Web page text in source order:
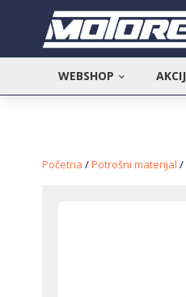
WEBSHOP
Početna /Potrošni materijal /